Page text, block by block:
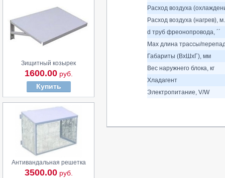
Расход воздуха
Расход воздуха (нагрев),
d труб фреонопровода, ´´
Max длина трассы/
Габариты (ВхШхГ), мм
Вес наружнего блока, кг
Хладагент
Электропитание, V/W
Зищитный козырек
1600.00руб.
Купить
Антивандальная решетка
3500.00руб.